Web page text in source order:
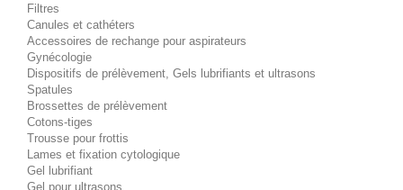
Filtres
Canules et cathéters
Accessoires de rechange pour aspirateurs
Gynécologie
Dispositifs de prélèvement, Gels lubrifiants et ultrasons
Spatules
Brossettes de prélèvement
Cotons-tiges
Trousse pour frottis
Lames et fixation cytologique
Gel lubrifiant
Gel pour ultrasons